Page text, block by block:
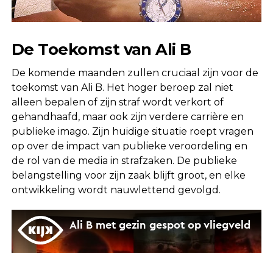
De Toekomst van Ali B
De komende maanden zullen cruciaal zijn voor de
toekomst van Ali B. Het hoger beroep zal niet
alleen bepalen of zijn straf wordt verkort of
gehandhaafd, maar ook zijn verdere carrière en
publieke imago. Zijn huidige situatie roept vragen
op over de impact van publieke veroordeling en
de rol van de media in strafzaken. De publieke
belangstelling voor zijn zaak blijft groot, en elke
ontwikkeling wordt nauwlettend gevolgd.